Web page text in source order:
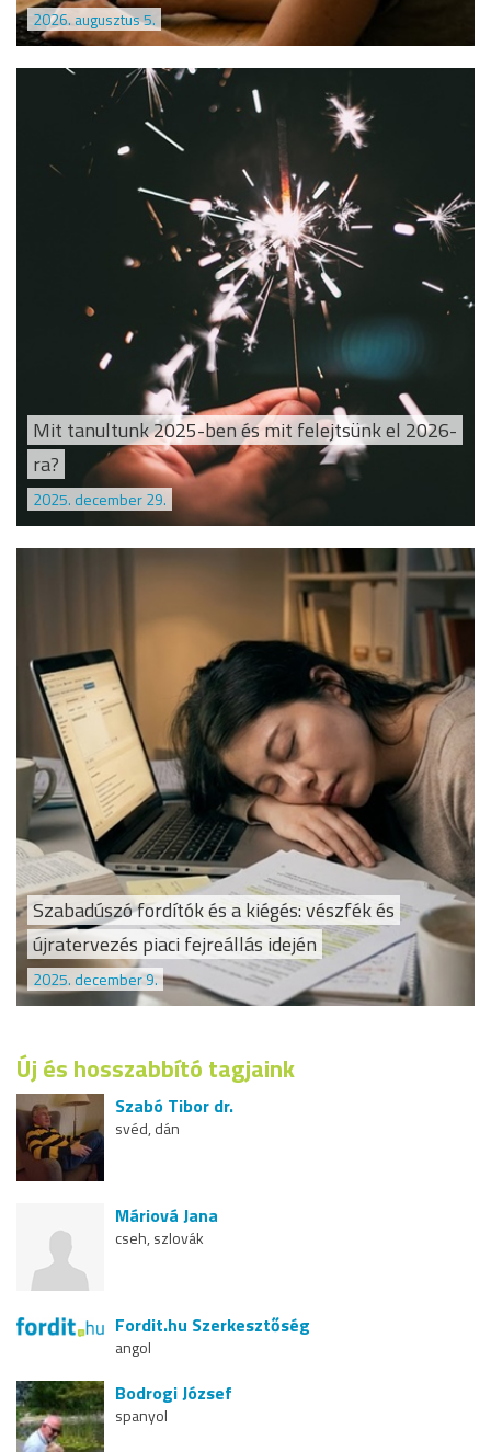
2026. augusztus 5.
Mit tanultunk 2025-ben és mit felejtsünk el 2026-
ra?
2025. december 29.
Szabadúszó fordítók és a kiégés: vészfék és
újratervezés piaci fejreállás idején
2025. december 9.
Új és hosszabbító tagjaink
Szabó Tibor dr.
svéd, dán
Máriová Jana
cseh, szlovák
Fordit.hu Szerkesztőség
angol
Bodrogi József
spanyol